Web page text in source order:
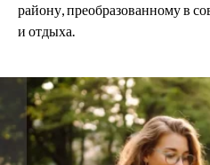
району, преобразованному в
и отдыха.